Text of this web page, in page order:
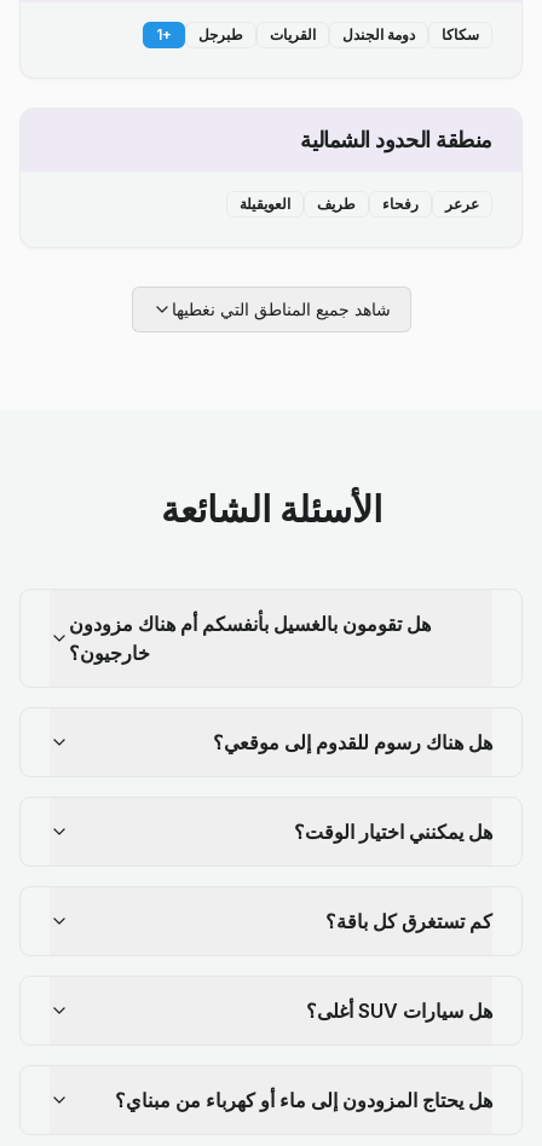
سكاكا دومة الجندل القريات طبرجل +
1
منطقة الحدود الشمالية
عرعر رفحاء طريف العويقيلة
شاهد جميع المناطق التي نغطيها
الأسئلة الشائعة
هل تقومون بالغسيل بأنفسكم أم هناك مزودون
خارجيون؟
هل هناك رسوم للقدوم إلى موقعي؟
هل يمكنني اختيار الوقت؟
كم تستغرق كل باقة؟
هل سيارات SUV أغلى؟
هل يحتاج المزودون إلى ماء أو كهرباء من مبناي؟